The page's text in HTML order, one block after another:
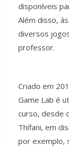
disponíveis
Além disso,
diversos
professor.
Criado em
Game Lab é
curso, desde
Thífani, em
por exemplo,